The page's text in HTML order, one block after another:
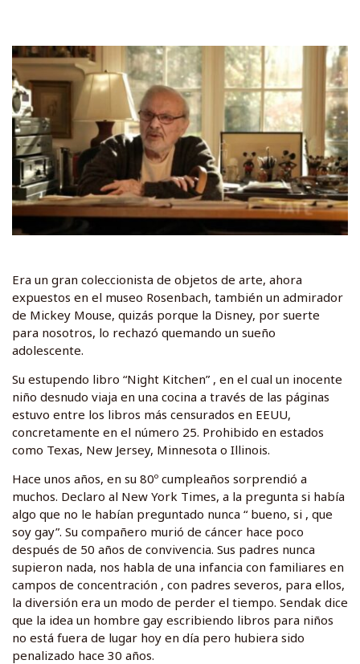
Era un gran coleccionista de objetos de arte, ahora
expuestos en el museo Rosenbach, también un admirador
de Mickey Mouse, quizás porque la Disney, por suerte
para nosotros, lo rechazó quemando un sueño
adolescente.
Su estupendo libro “Night Kitchen” , en el cual un inocente
niño desnudo viaja en una cocina a través de las páginas
estuvo entre los libros más censurados en EEUU,
concretamente en el número 25. Prohibido en estados
como Texas, New Jersey, Minnesota o Illinois.
Hace unos años, en su 80º cumpleaños sorprendió a
muchos. Declaro al New York Times, a la pregunta si había
algo que no le habían preguntado nunca “ bueno, si , que
soy gay”. Su compañero murió de cáncer hace poco
después de 50 años de convivencia. Sus padres nunca
supieron nada, nos habla de una infancia con familiares en
campos de concentración , con padres severos, para ellos,
la diversión era un modo de perder el tiempo. Sendak dice
que la idea un hombre gay escribiendo libros para niños
no está fuera de lugar hoy en día pero hubiera sido
penalizado hace 30 años.